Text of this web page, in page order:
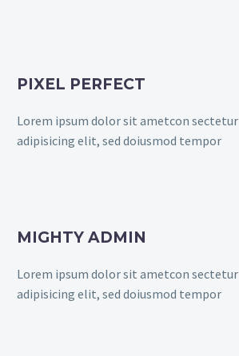
PIXEL PERFECT
Lorem ipsum dolor sit ametcon sectetur
adipisicing elit, sed doiusmod tempor
MIGHTY ADMIN
Lorem ipsum dolor sit ametcon sectetur
adipisicing elit, sed doiusmod tempor